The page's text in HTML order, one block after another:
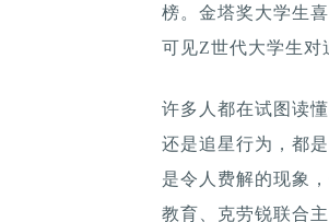
榜。金塔奖大学生
可见Z世代大学生对
许多人都在试图读
还是追星行为，都
是令人费解的现象
教育、克劳锐联合